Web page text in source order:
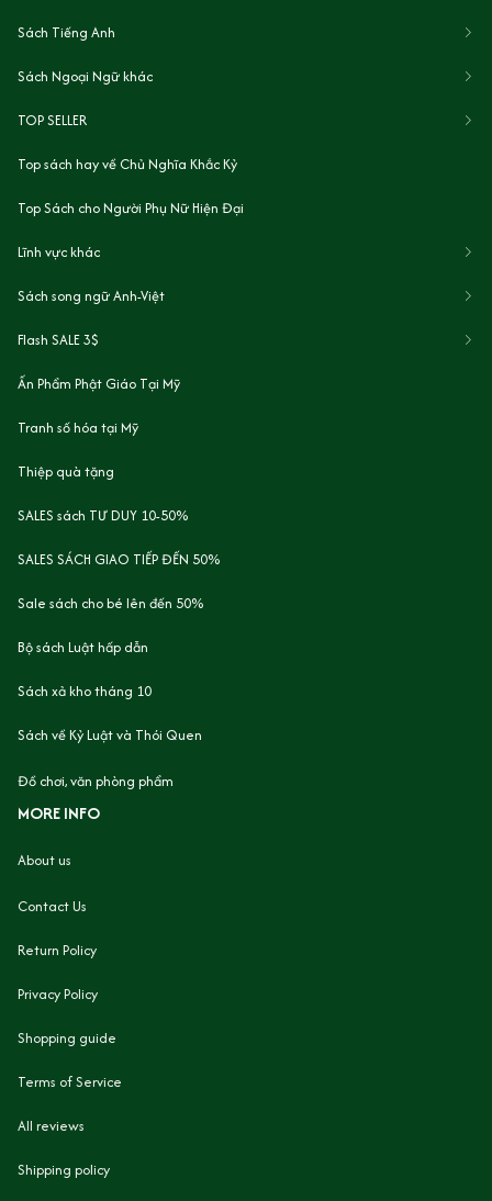
Sách Tiếng Anh
Sách Ngoại Ngữ khác
TOP SELLER
Top sách hay về Chủ Nghĩa Khắc Kỷ
Top Sách cho Người Phụ Nữ Hiện Đại
Lĩnh vực khác
Sách song ngữ Anh-Việt
Flash SALE 3$
Ấn Phẩm Phật Giáo Tại Mỹ
Tranh số hóa tại Mỹ
Thiệp quà tặng
SALES sách TƯ DUY 10-50%
SALES SÁCH GIAO TIẾP ĐẾN 50%
Sale sách cho bé lên đến 50%
Bộ sách Luật hấp dẫn
Sách xả kho tháng 10
Sách về Kỷ Luật và Thói Quen
Đồ chơi, văn phòng phẩm
MORE INFO
About us
Contact Us
Return Policy
Privacy Policy
Shopping guide
Terms of Service
All reviews
Shipping policy